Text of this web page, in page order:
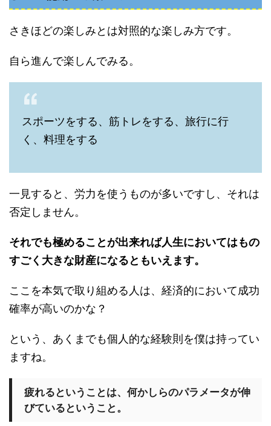
さきほどの楽しみとは対照的な楽しみ方です。
自ら進んで楽しんでみる。
スポーツをする、筋トレをする、旅行に行
く、料理をする
一見すると、労力を使うものが多いですし、それは
否定しません。
それでも極めることが出来れば人生においてはもの
すごく大きな財産になるともいえます。
ここを本気で取り組める人は、経済的において成功
確率が高いのかな？
という、あくまでも個人的な経験則を僕は持ってい
ますね。
疲れるということは、何かしらのパラメータが伸
びているということ。